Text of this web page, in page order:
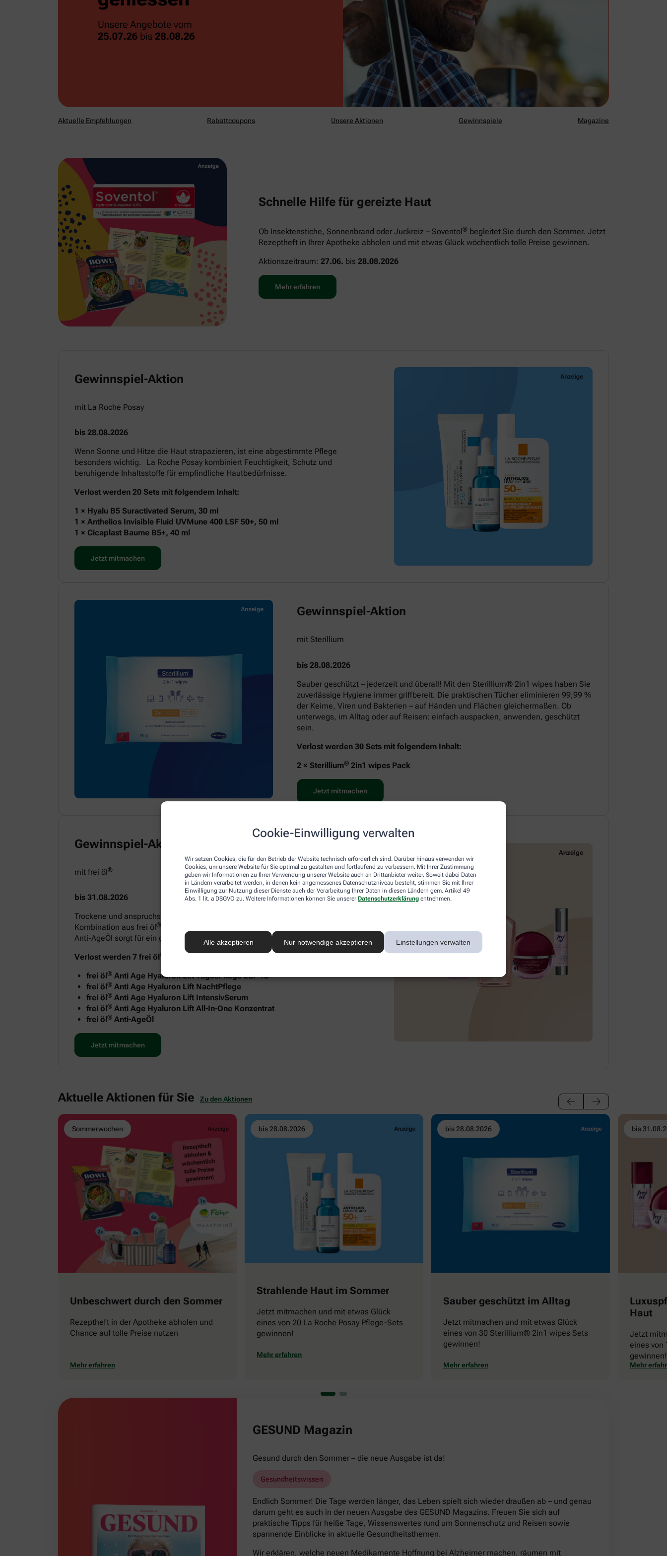
Cookie-Einwilligung verwalten
Wir setzen Cookies, die für den Betrieb der Website technisch erforderlich sind. Darüber hinaus verwenden wir
Cookies, um unsere Website für Sie optimal zu gestalten und fortlaufend zu verbessern. Mit Ihrer Zustimmung
geben wir Informationen zu Ihrer Verwendung unserer Website auch an Drittanbieter weiter. Soweit dabei Daten
in Ländern verarbeitet werden, in denen kein angemessenes Datenschutzniveau besteht, stimmen Sie mit Ihrer
Einwilligung zur Nutzung dieser Dienste auch der Verarbeitung Ihrer Daten in diesen Ländern gem. Artikel 49
Abs. 1 lit. a DSGVO zu. Weitere Informationen können Sie unserer Datenschutzerklärung entnehmen.
Alle akzeptieren Nur notwendige akzeptieren Einstellungen verwalten
Aktuelle Empfehlungen Rabattcoupons Unsere Aktionen Gewinnspiele Magazine
Schnelle Hilfe für gereizte Haut
Ob Insektenstiche, Sonnenbrand oder Juckreiz – Soventol® begleitet Sie durch den Sommer. Jetzt
Rezeptheft in Ihrer Apotheke abholen und mit etwas Glück wöchentlich tolle Preise gewinnen.
Aktionszeitraum: 27.06. bis 28.08.2026
Mehr erfahren
Gewinnspiel-Aktion
mit La Roche Posay
bis 28.08.2026
Wenn Sonne und Hitze die Haut strapazieren, ist eine abgestimmte Pflege
besonders wichtig. La Roche Posay kombiniert Feuchtigkeit, Schutz und
beruhigende Inhaltsstoffe für empfindliche Hautbedürfnisse.
Verlost werden 20 Sets mit folgendem Inhalt:
1 × Hyalu B5 Suractivated Serum, 30 ml
1 × Anthelios Invisible Fluid UVMune 400 LSF 50+, 50 ml
1 × Cicaplast Baume B5+, 40 ml
Jetzt mitmachen
Gewinnspiel-Aktion
mit Sterillium
bis 28.08.2026
Sauber geschützt – jederzeit und überall! Mit den Sterillium® 2in1 wipes haben Sie
zuverlässige Hygiene immer griffbereit. Die praktischen Tücher eliminieren 99,99 %
der Keime, Viren und Bakterien – auf Händen und Flächen gleichermaßen. Ob
unterwegs, im Alltag oder auf Reisen: einfach auspacken, anwenden, geschützt
sein.
Verlost werden 30 Sets mit folgendem Inhalt:
2 × Sterillium® 2in1 wipes Pack
Jetzt mitmachen
Gewinnspiel-Aktion
mit frei öl®
bis 31.08.2026
Trockene und anspruchsvolle Haut benötigt intensive Pflege und Feuchtigkeit. Die
Kombination aus frei öl®
Anti-AgeÖl sorgt für ein geschmeidiges Hautgefühl und gepflegte Ausstrahlung.
Verlost werden 7 frei öl®
frei öl® Anti Age Hyaluron Lift TagesPflege LSF 15
frei öl® Anti Age Hyaluron Lift NachtPflege
frei öl® Anti Age Hyaluron Lift IntensivSerum
frei öl® Anti Age Hyaluron Lift All-In-One Konzentrat
frei öl® Anti-AgeÖl
Jetzt mitmachen
Aktuelle Aktionen für Sie Zu den Aktionen
Sommerwochen
Unbeschwert durch den Sommer
Rezeptheft in der Apotheke abholen und
Chance auf tolle Preise nutzen
Mehr erfahren
bis 28.08.2026
Strahlende Haut im Sommer
Jetzt mitmachen und mit etwas Glück
eines von 20 La Roche Posay Pflege-Sets
gewinnen!
Mehr erfahren
bis 28.08.2026
Sauber geschützt im Alltag
Jetzt mitmachen und mit etwas Glück
eines von 30 Sterillium® 2in1 wipes Sets
gewinnen!
Mehr erfahren
bis
Haut
Jetzt
eines von
gewinnen!
Mehr
GESUND Magazin
Gesund durch den Sommer – die neue Ausgabe ist da!
Gesundheitswissen
Endlich Sommer! Die Tage werden länger, das Leben spielt sich wieder draußen ab – und genau
darum geht es auch in der neuen Ausgabe des GESUND Magazins. Freuen Sie sich auf
praktische Tipps für heiße Tage, Wissenswertes rund um Sonnenschutz und Reisen sowie
spannende Einblicke in aktuelle Gesundheitsthemen.
Wir erklären, welche neuen Medikamente Hoffnung bei Alzheimer machen, räumen mit